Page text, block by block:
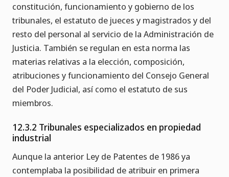
constitución, funcionamiento y gobierno de los
tribunales, el estatuto de jueces y magistrados y del
resto del personal al servicio de la Administración de
Justicia. También se regulan en esta norma las
materias relativas a la elección, composición,
atribuciones y funcionamiento del Consejo General
del Poder Judicial, así como el estatuto de sus
miembros.
12.3.2 Tribunales especializados en propiedad
industrial
Aunque la anterior Ley de Patentes de 1986 ya
contemplaba la posibilidad de atribuir en primera